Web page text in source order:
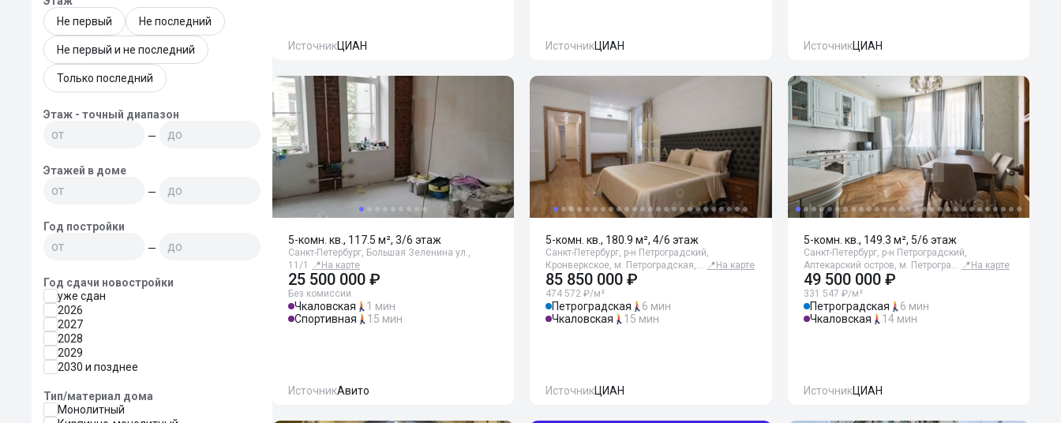
Не первый
Не последний
Не первый и не последний
Только последний
Этаж - точный диапазон
—
Этажей в доме
—
Год постройки
—
Год сдачи новостройки
уже сдан
2026
2027
2028
2029
2030 и позднее
Тип/материал дома
Монолитный
ИсточникЦИАН ИсточникЦИАН ИсточникЦИАН
5-комн. кв., 117.5 м², 3/6 этаж
Санкт-Петербург, Большая Зеленина ул.,
11/1
📍 На карте
25 500 000 ₽
Без комиссии
Чкаловская
1 мин
Спортивная
15 мин
ИсточникАвито
5-комн. кв., 180.9 м², 4/6 этаж
Санкт-Петербург, р-н Петроградский,
Кронверкское, м. Петроградская,… 📍 На карте
85 850 000 ₽
474 572 ₽/м²
Петроградская
6 мин
Чкаловская
15 мин
ИсточникЦИАН
5-комн. кв., 149.3 м², 5/6 этаж
Санкт-Петербург, р-н Петроградский,
Аптекарский остров, м. Петрогра… 📍 На карте
49 500 000 ₽
331 547 ₽/м²
Петроградская
6 мин
Чкаловская
14 мин
ИсточникЦИАН